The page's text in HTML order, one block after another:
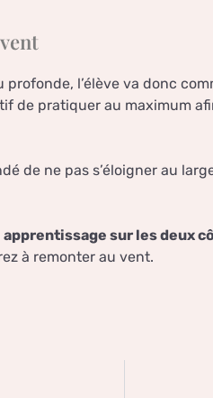
l’élève va donc
de pratiquer au maximum
de ne pas s’éloigner au
apprentissage sur les deux
à remonter au vent.